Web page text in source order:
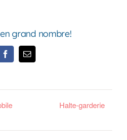
grand nombre!
FacebookEmail
Halte-garderie